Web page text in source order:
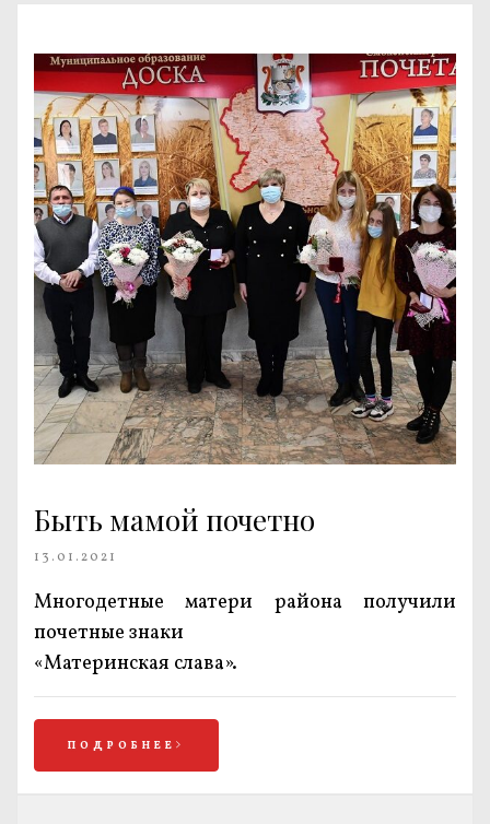
Быть мамой почетно
13.01.2021
Многодетные матери района получили
почетные знаки
«Материнская слава».
ПОДРОБНЕЕ